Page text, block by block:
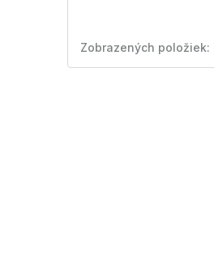
Zobrazených položiek: